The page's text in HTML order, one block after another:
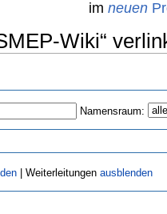
im neuen
Wiki“
Namensraum:
| Weiterleitungen ausblenden